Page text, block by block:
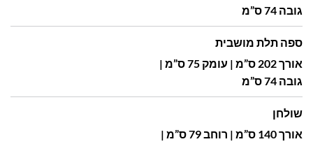
גובה 74 ס”מ
ספה תלת מושבית
אורך 202 ס”מ | עומק 75 ס”מ |
גובה 74 ס”מ
שולחן
אורך 140 ס”מ | רוחב 79 ס”מ |